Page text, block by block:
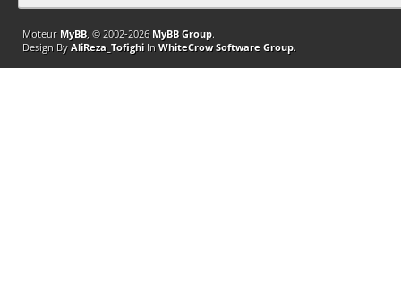
Moteur MyBB, © 2002-2026 MyBB Group.
Design By AliReza_TofighiIn WhiteCrow Software Group.